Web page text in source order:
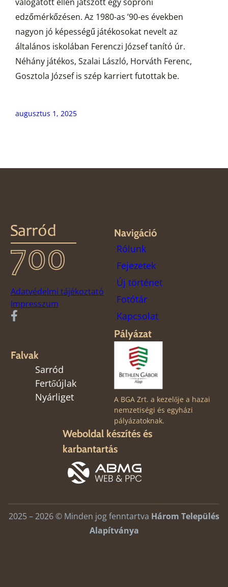
edzőmérkőzésen. Az 1980-as ’90-es években
nagyon jó képességű játékosokat nevelt az
általános iskolában Ferenczi József tanító úr.
Néhány játékos, Szalai László, Horváth Ferenc,
Gosztola József is szép karriert futottak be.
augusztus 1, 2025
Adatvédelmi tájékoztató
Impresszum
Navigáció
Rólunk
Fejezetek
Új történet
Fotótár
Kapcsolat
Falvak
Sarród
Fertőújlak
Nyárliget
Pályázat
A BGA Zrt. a kezelője a hazai
nemzetiségi és egyházi
pályázatoknak.
Weboldal készítés és
karbantartás
2025 – 2026 © Minden jog fenntartva Három Település
Alapítványa